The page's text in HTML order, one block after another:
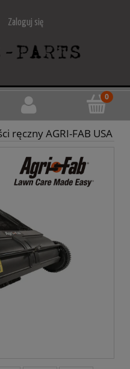
Zaloguj się
ręczny AGRI-FAB USA